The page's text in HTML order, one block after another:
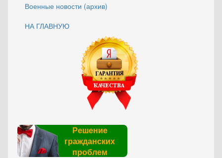
Военные новости (архив)
НА ГЛАВНУЮ
Решение
гражданских
проблем